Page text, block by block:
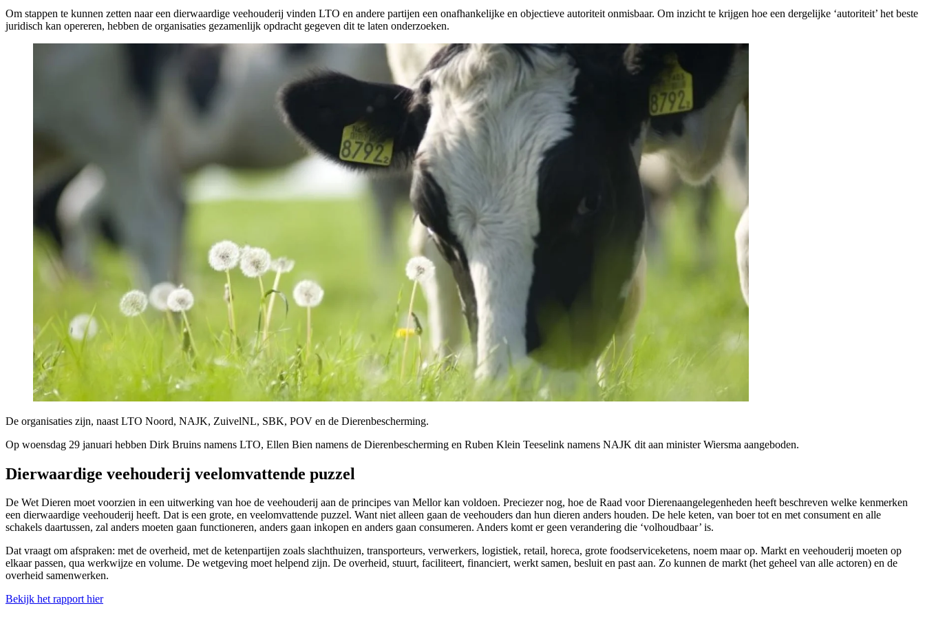
Om stappen te kunnen zetten naar een dierwaardige veehouderij vinden LTO en andere partijen een onafhankelijke en objectieve autoriteit onmisbaar. Om inzicht te krijgen hoe een dergelijke ‘autoriteit’ het beste
juridisch kan opereren, hebben de organisaties gezamenlijk opdracht gegeven dit te laten onderzoeken.
De organisaties zijn, naast LTO Noord, NAJK, ZuivelNL, SBK, POV en de Dierenbescherming.
Op woensdag 29 januari hebben Dirk Bruins namens LTO, Ellen Bien namens de Dierenbescherming en Ruben Klein Teeselink namens NAJK dit aan minister Wiersma aangeboden.
Dierwaardige veehouderij veelomvattende puzzel
De Wet Dieren moet voorzien in een uitwerking van hoe de veehouderij aan de principes van Mellor kan voldoen. Preciezer nog, hoe de Raad voor Dierenaangelegenheden heeft beschreven welke kenmerken
een dierwaardige veehouderij heeft. Dat is een grote, en veelomvattende puzzel. Want niet alleen gaan de veehouders dan hun dieren anders houden. De hele keten, van boer tot en met consument en alle
schakels daartussen, zal anders moeten gaan functioneren, anders gaan inkopen en anders gaan consumeren. Anders komt er geen verandering die ‘volhoudbaar’ is.
Dat vraagt om afspraken: met de overheid, met de ketenpartijen zoals slachthuizen, transporteurs, verwerkers, logistiek, retail, horeca, grote foodserviceketens, noem maar op. Markt en veehouderij moeten op
elkaar passen, qua werkwijze en volume. De wetgeving moet helpend zijn. De overheid, stuurt, faciliteert, financiert, werkt samen, besluit en past aan. Zo kunnen de markt (het geheel van alle actoren) en de
overheid samenwerken.
Bekijk het rapport hier